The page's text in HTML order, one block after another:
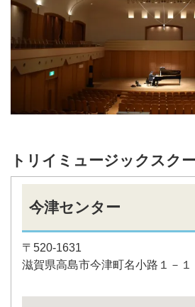
トリイミュージックスク
今津センター
〒520-1631
滋賀県高島市今津町名小路１－１